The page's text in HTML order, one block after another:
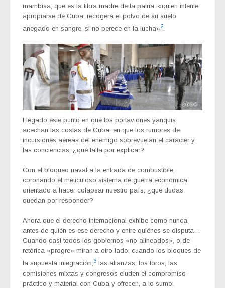
mambisa, que es la fibra madre de la patria: «quien intente
apropiarse de Cuba, recogerá el polvo de su suelo
anegado en sangre, si no perece en la lucha»2.
Llegado este punto en que los portaviones yanquis
acechan las costas de Cuba, en que los rumores de
incursiones aéreas del enemigo sobrevuelan el carácter y
las conciencias, ¿qué falta por explicar?
Con el bloqueo naval a la entrada de combustible,
coronando el meticuloso sistema de guerra económica
orientado a hacer colapsar nuestro país, ¿qué dudas
quedan por responder?
Ahora que el derecho internacional exhibe como nunca
antes de quién es ese derecho y entre quiénes se disputa…
Cuando casi todos los gobiernos «no alineados», o de
retórica «progre» miran a otro lado; cuando los bloques de
la supuesta integración,3 las alianzas, los foros, las
comisiones mixtas y congresos eluden el compromiso
práctico y material con Cuba y ofrecen, a lo sumo,